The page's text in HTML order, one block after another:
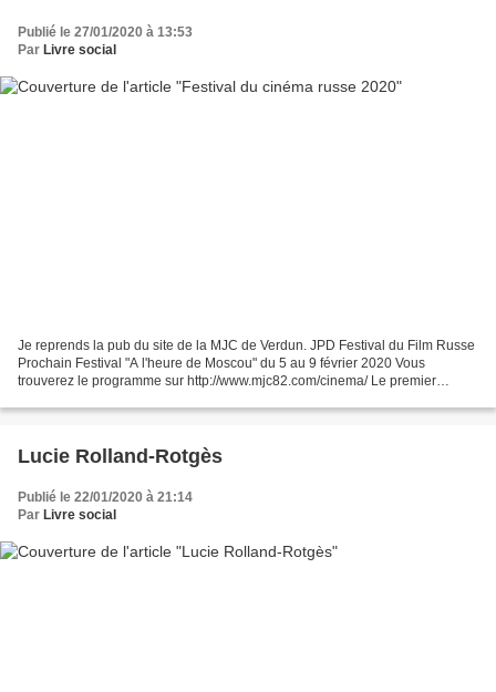
Publié le 27/01/2020 à 13:53
Par Livre social
Je reprends la pub du site de la MJC de Verdun. JPD Festival du Film Russe
Prochain Festival "A l'heure de Moscou" du 5 au 9 février 2020 Vous
trouverez le programme sur http://www.mjc82.com/cinema/ Le premier
Lucie Rolland-Rotgès
Publié le 22/01/2020 à 21:14
Par Livre social